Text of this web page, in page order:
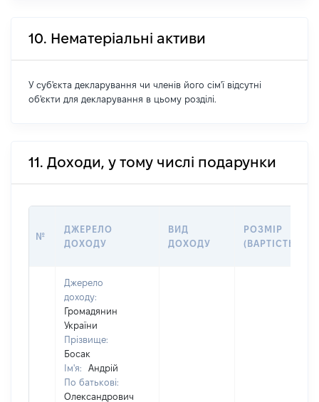
10. Нематеріальні активи
У суб'єкта декларування чи членів його сім'ї відсутні
об'єкти для декларування в цьому розділі.
11. Доходи, у тому числі подарунки
№
ДЖЕРЕЛО
ДОХОДУ
ВИД
ДОХОДУ
РОЗМІР
(ВАРТІСТЬ)
Джерело
доходу:
Громадянин
України
Прізвище:
Босак
Ім'я:
Андрій
По батькові:
Олександрович